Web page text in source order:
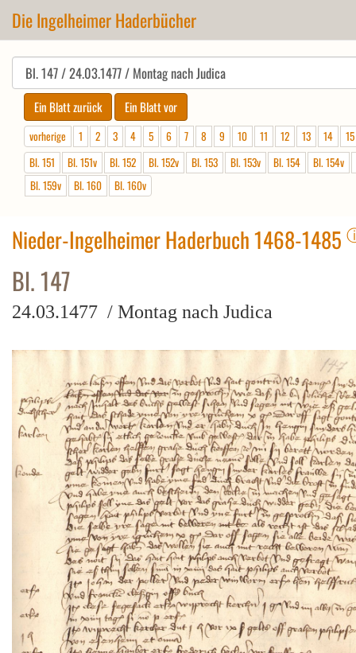
Die Ingelheimer Haderbücher
vorherige 1 2 3 4 5 6 7 8 9 10 11 12 13 14
15
Bl. 151
Bl. 151v Bl. 152 Bl. 152v Bl. 153 Bl. 153v Bl. 154
Bl. 154v
Bl. 159v
Bl. 160 Bl. 160v
Nieder-Ingelheimer Haderbuch 1468-1485
Bl. 147
24.03.1477 / Montag nach Judica